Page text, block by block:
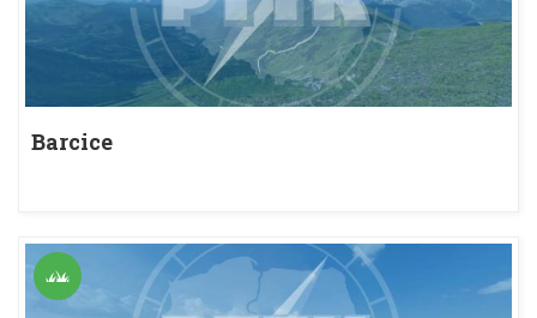
Barcice